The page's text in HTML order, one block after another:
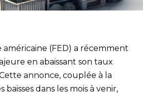
américaine (FED) a récemment
en abaissant son taux
annonce, couplée à la
baisses dans les mois à venir,